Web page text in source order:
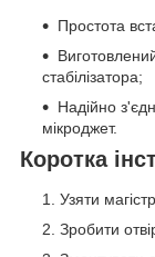
Простота
стабілізатора;
Надійно
мікроджет.
Коротка
Узяти
Зробити